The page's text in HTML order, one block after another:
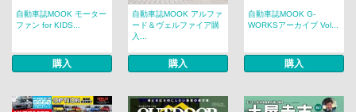
自動車誌MOOK モーター
ファン for KIDS...
購入
自動車誌MOOK アルファ
ード＆ヴェルファイア購
入...
購入
自動車誌MOOK G-
WORKSアーカイブ Vol...
購入